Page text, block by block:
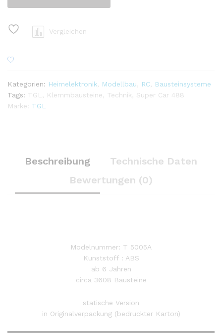
Vergleichen
Kategorien: Heimelektronik Modellbau RC
Bausteinsysteme
Tags: TGL Klemmbausteine Technik
Super Car 488
Marke: TGL
Beschreibung
Technische Daten
Bewertungen (0)
Modelnummer: T 5005A
Kunststoff : ABS
ab 6 Jahren
circa 3608 Bausteine
statische Version
in Originalverpackung (bedruckter Karton)